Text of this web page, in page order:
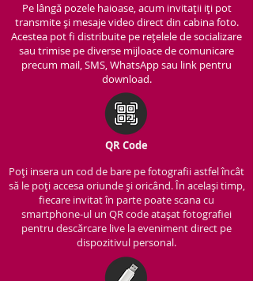
Pe lângă pozele haioase, acum invitații iți pot
transmite și mesaje video direct din cabina foto.
Acestea pot fi distribuite pe rețelele de socializare
sau trimise pe diverse mijloace de comunicare
precum mail, SMS, WhatsApp sau link pentru
download.
QR Code
Poți insera un cod de bare pe fotografii astfel încât
să le poți accesa oriunde și oricând. În același timp,
fiecare invitat în parte poate scana cu
smartphone-ul un QR code atașat fotografiei
pentru descărcare live la eveniment direct pe
dispozitivul personal.